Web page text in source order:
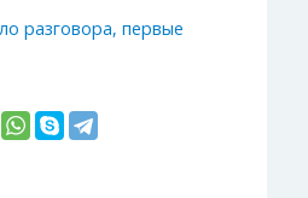
разговора, первые